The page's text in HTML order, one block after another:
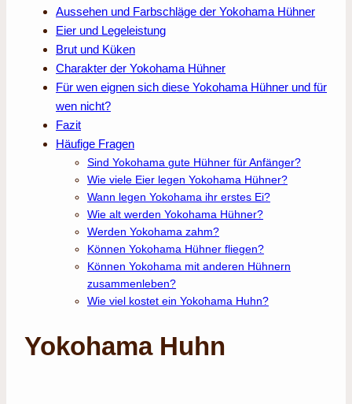
Aussehen und Farbschläge der Yokohama Hühner
Eier und Legeleistung
Brut und Küken
Charakter der Yokohama Hühner
Für wen eignen sich diese Yokohama Hühner und für
wen nicht?
Fazit
Häufige Fragen
Sind Yokohama gute Hühner für Anfänger?
Wie viele Eier legen Yokohama Hühner?
Wann legen Yokohama ihr erstes Ei?
Wie alt werden Yokohama Hühner?
Werden Yokohama zahm?
Können Yokohama Hühner fliegen?
Können Yokohama mit anderen Hühnern
zusammenleben?
Wie viel kostet ein Yokohama Huhn?
Yokohama Huhn